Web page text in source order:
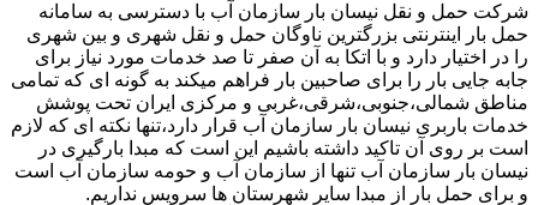
شرکت حمل و نقل نیسان بار سازمان آب با دسترسی به سامانه
حمل بار اینترنتی بزرگترین ناوگان حمل و نقل شهری و بین شهری
را در اختیار دارد و با اتکا به آن صفر تا صد خدمات مورد نیاز برای
جابه جایی بار را برای صاحبین بار فراهم میکند به گونه ای که تمامی
مناطق شمالی،جنوبی،شرقی،غربی و مرکزی ایران تحت پوشش
خدمات باربری نیسان بار سازمان آب قرار دارد،تنها نکته ای که لازم
است بر روی آن تاکید داشته باشیم این است که مبدا بارگیری در
نیسان بار سازمان آب تنها از سازمان آب و حومه سازمان آب است
و برای حمل بار از مبدا سایر شهرستان ها سرویس نداریم.